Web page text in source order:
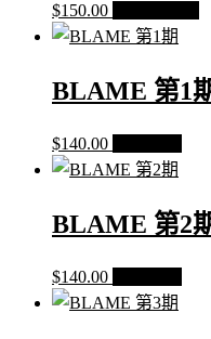
$150.00
BLAME 第1
$140.00
BLAME 第2
$140.00